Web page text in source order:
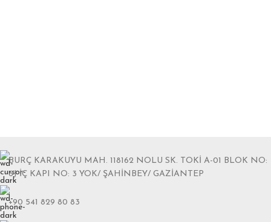
BURÇ KARAKUYU MAH. 118162 NOLU SK. TOKİ A-01 BLOK NO:
6J İÇ KAPI NO: 3 YOK/ ŞAHİNBEY/ GAZİANTEP
+90 541 829 80 83